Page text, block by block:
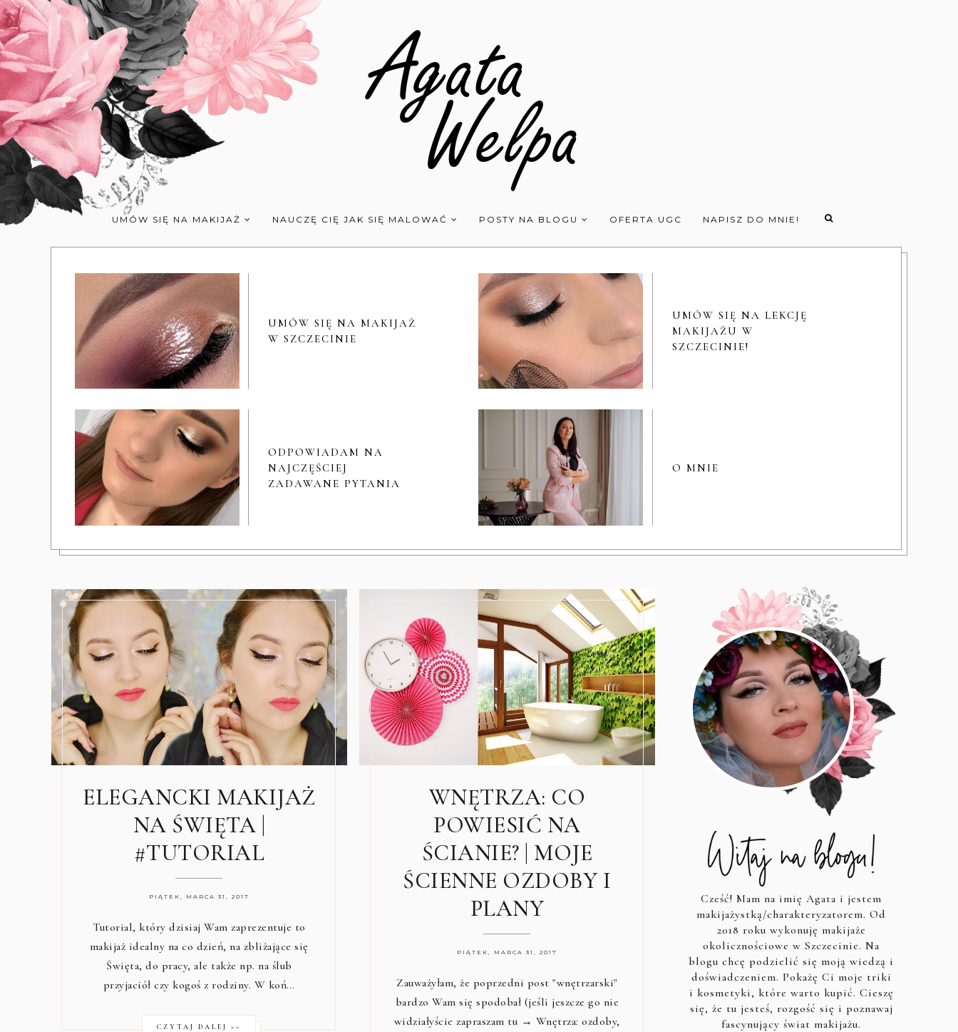
UMÓW SIĘ NA MAKIJAŻ NAUCZĘ CIĘ JAK SIĘ MALOWAĆ POSTY NA BLOGU OFERTA UGC NAPISZ DO MNIE!
UMÓW SIĘ NA MAKIJAŻ
W SZCZECINIE
UMÓW SIĘ NA LEKCJĘ
MAKIJAŻU W
SZCZECINIE!
ODPOWIADAM NA
NAJCZĘŚCIEJ
ZADAWANE PYTANIA
O MNIE
ELEGANCKI MAKIJAŻ
NA ŚWIĘTA |
#TUTORIAL
PIĄTEK, MARCA 31, 2017
Tutorial, który dzisiaj Wam zaprezentuje to
makijaż idealny na co dzień, na zbliżające się
Święta, do pracy, ale także np. na ślub
przyjaciół czy kogoś z rodziny. W koń…
CZYTAJ DALEJ >>
WNĘTRZA: CO
POWIESIĆ NA
ŚCIANIE? | MOJE
ŚCIENNE OZDOBY I
PLANY
PIĄTEK, MARCA 31, 2017
Zauważyłam, że poprzedni post "wnętrzarski"
bardzo Wam się spodobał (jeśli jeszcze go nie
widziałyście zapraszam tu → Wnętrza: ozdoby,
Cześć! Mam na imię Agata i jestem
makijażystką/charakteryzatorem. Od
2018 roku wykonuję makijaże
okolicznościowe w Szczecinie. Na
blogu chcę podzielić się moją wiedzą i
doświadczeniem. Pokażę Ci moje triki
i kosmetyki, które warto kupić. Cieszę
się, że tu jesteś, rozgość się i poznawaj
fascynujący świat makijażu.